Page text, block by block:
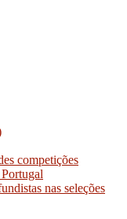
competições
nas seleções